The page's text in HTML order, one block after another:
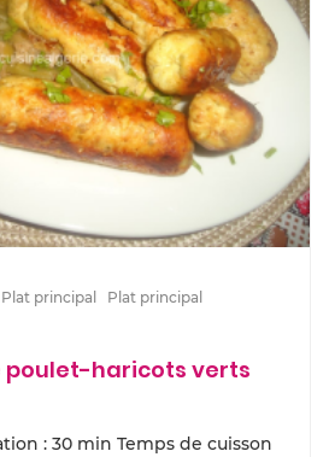
Plat principal
Plat principal
poulet-haricots verts
: 30 min Temps de cuisson